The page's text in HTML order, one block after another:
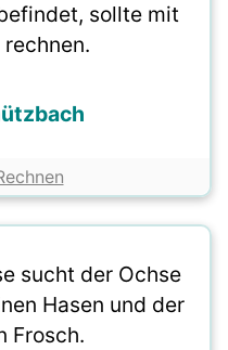
sollte mit
sucht der Ochse
Hasen und der
Frosch.